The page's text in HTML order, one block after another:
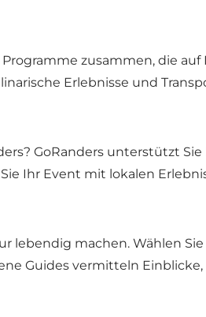
zusammen, die
Erlebnisse und
GoRanders unterstützt
Ihr Event mit lokalen
lebendig machen. Wählen
Guides vermitteln